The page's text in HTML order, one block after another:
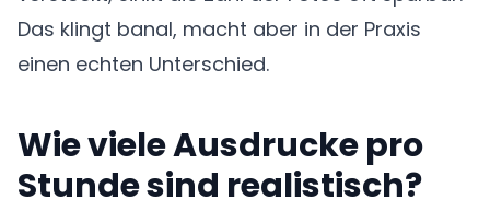
Das klingt banal, macht aber in der Praxis
einen echten Unterschied.
Wie viele Ausdrucke pro
Stunde sind realistisch?